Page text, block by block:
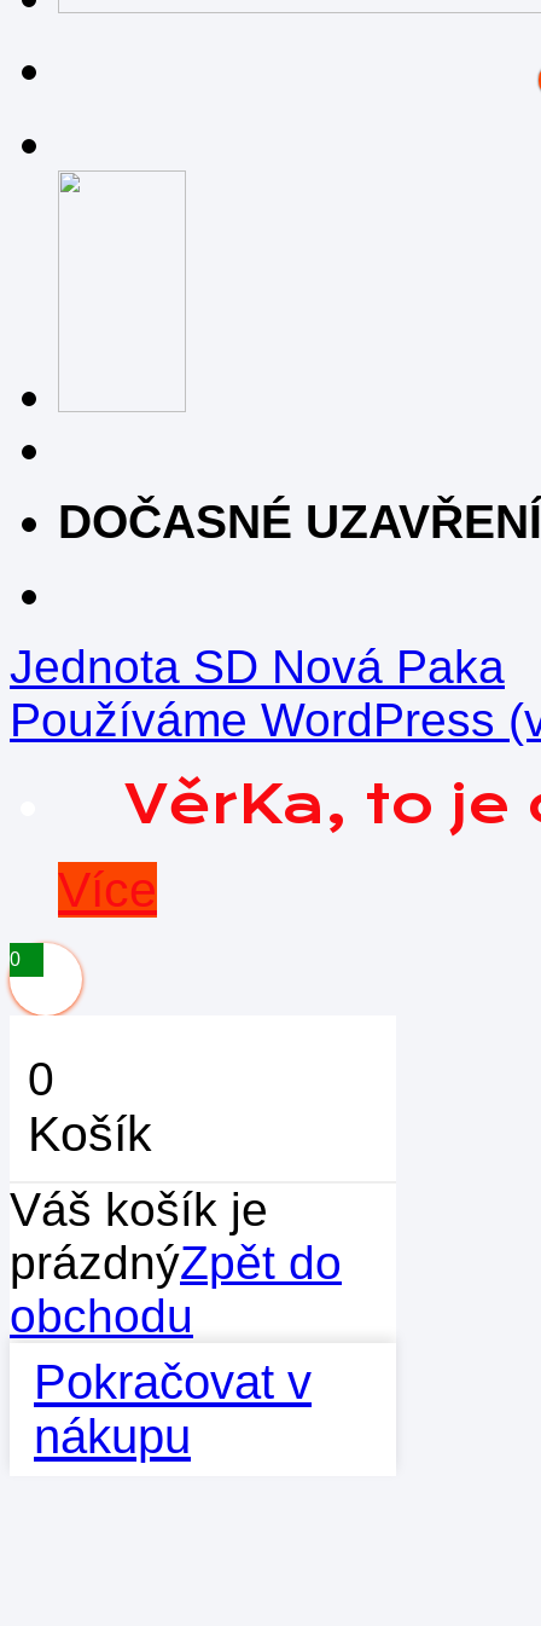
DOČASNÉ
Jednota SD Nová Paka
Používáme WordPress
VěrKa, to je
Více
0
0
Košík
Váš košík je
prázdnýZpět do
obchodu
Pokračovat v
nákupu